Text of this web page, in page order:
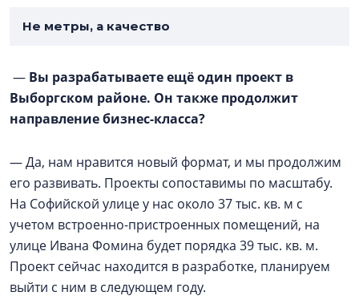
Не метры, а качество
— Вы разрабатываете ещё один проект в
Выборгском районе. Он также продолжит
направление бизнес-класса?
— Да, нам нравится новый формат, и мы продолжим
его развивать. Проекты сопоставимы по масштабу.
На Софийской улице у нас около 37 тыс. кв. м с
учетом встроенно-пристроенных помещений, на
улице Ивана Фомина будет порядка 39 тыс. кв. м.
Проект сейчас находится в разработке, планируем
выйти с ним в следующем году.